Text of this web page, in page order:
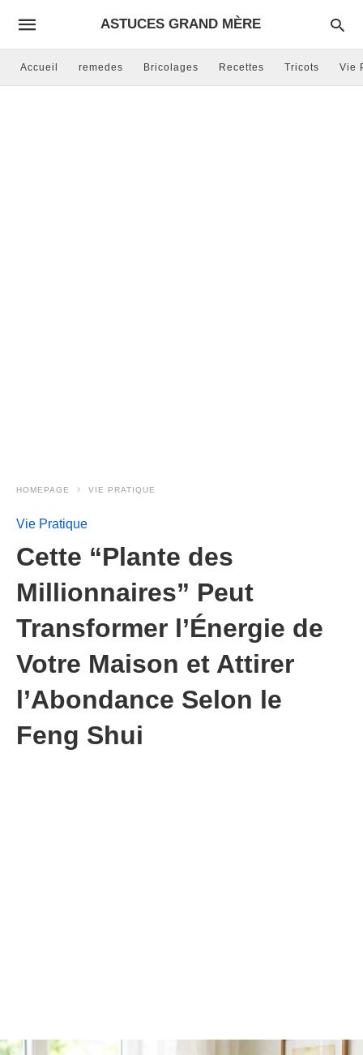
ASTUCES GRAND MÈRE
Accueil remedes Bricolages Recettes Tricots Vie
HOMEPAGE VIE PRATIQUE
Vie Pratique
Cette “Plante des
Millionnaires” Peut
Transformer l’Énergie de
Votre Maison et Attirer
l’Abondance Selon le
Feng Shui